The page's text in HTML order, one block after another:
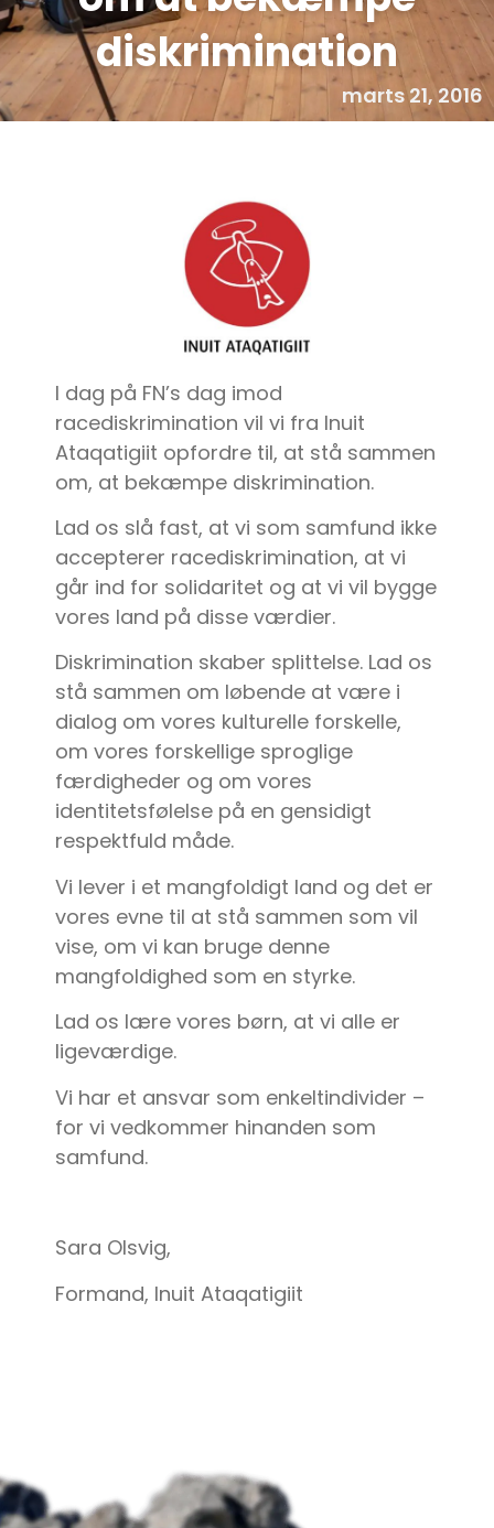
diskrimination
marts 21, 2016
I dag på FN’s dag imod
racediskrimination vil vi fra Inuit
Ataqatigiit opfordre til, at stå sammen
om, at bekæmpe diskrimination.
Lad os slå fast, at vi som samfund ikke
accepterer racediskrimination, at vi
går ind for solidaritet og at vi vil bygge
vores land på disse værdier.
Diskrimination skaber splittelse. Lad os
stå sammen om løbende at være i
dialog om vores kulturelle forskelle,
om vores forskellige sproglige
færdigheder og om vores
identitetsfølelse på en gensidigt
respektfuld måde.
Vi lever i et mangfoldigt land og det er
vores evne til at stå sammen som vil
vise, om vi kan bruge denne
mangfoldighed som en styrke.
Lad os lære vores børn, at vi alle er
ligeværdige.
Vi har et ansvar som enkeltindivider –
for vi vedkommer hinanden som
samfund.
Sara Olsvig,
Formand, Inuit Ataqatigiit